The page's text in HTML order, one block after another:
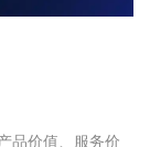
品价值、服务价